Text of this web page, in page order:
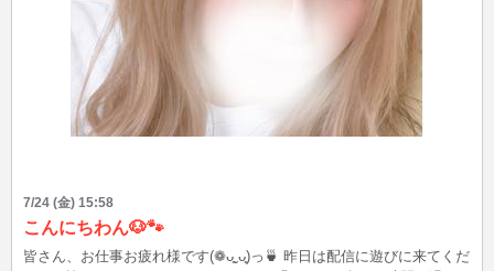
7/24 (金) 15:58
こんにちわん🐶🐾
皆さん、お仕事お疲れ様です(❁ᴗ͈ˬᴗ͈)っ🍵 昨日は配信に遊びに来てくだ